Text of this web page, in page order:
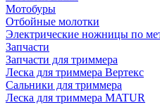
Мотобуры
Отбойные молотки
Электрические ножницы по
Запчасти
Запчасти для триммера
Леска для триммера Вертекс
Сальники для триммера
Леска для триммера MATUR